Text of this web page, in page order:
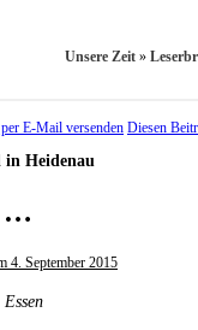
Unsere Zeit »
Diesen
in Heidenau
…
4. September 2015